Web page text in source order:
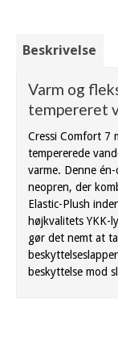
Beskrivelse
Varm og
tempereret
Cressi Comfort 7
tempererede
varme. Denne
neopren, der
Elastic-Plush
højkvalitets YKK-
gør det nemt at
beskyttelse mod